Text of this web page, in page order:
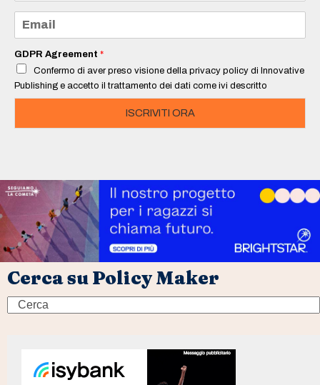
m
e
a
i
*
GDPR Agreement *
Confermo di aver preso visione della privacy policy di Innovative
Publishing e accetto il trattamento dei dati come ivi descritto
ISCRIVITI ORA
Cerca su Policy Maker
Search